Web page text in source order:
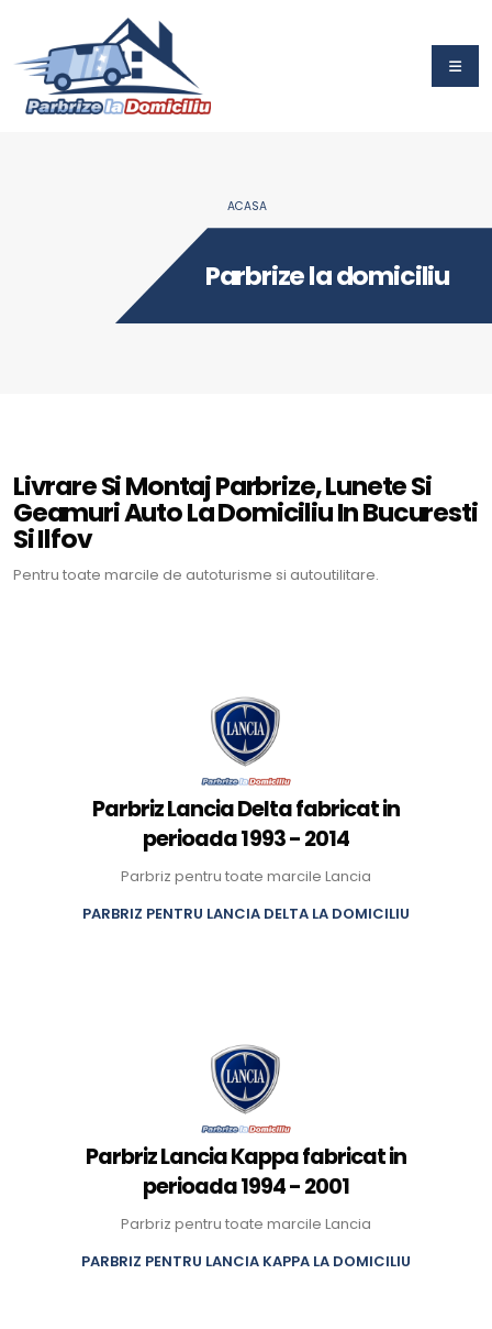
ACASA
Parbrize la domiciliu
Livrare Si Montaj Parbrize, Lunete Si
Geamuri Auto La Domiciliu In Bucuresti
Si Ilfov
Pentru toate marcile de autoturisme si autoutilitare.
Parbriz Lancia Delta fabricat in
perioada 1993 - 2014
Parbriz pentru toate marcile Lancia
PARBRIZ PENTRU LANCIA DELTA LA DOMICILIU
Parbriz Lancia Kappa fabricat in
perioada 1994 - 2001
Parbriz pentru toate marcile Lancia
PARBRIZ PENTRU LANCIA KAPPA LA DOMICILIU